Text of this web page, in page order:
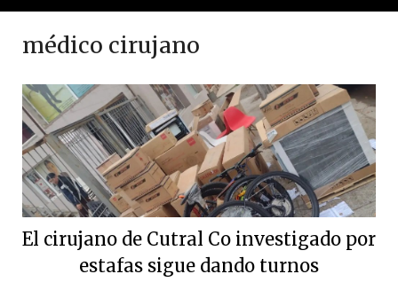
médico cirujano
El cirujano de Cutral Co investigado por
estafas sigue dando turnos